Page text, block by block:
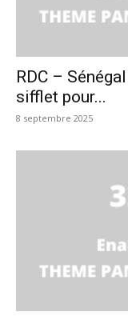
RDC –
sifflet pour...
8 septembre 2025